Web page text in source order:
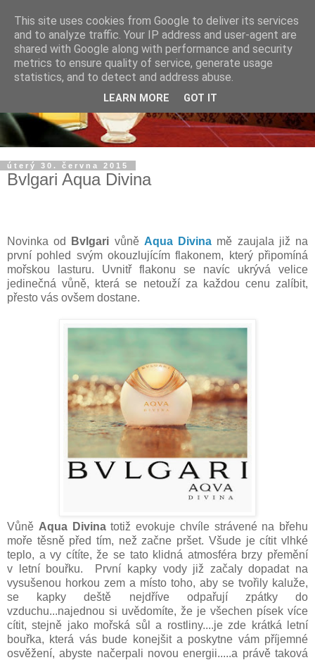
úterý 30. června 2015
Bvlgari Aqua Divina
Novinka od Bvlgari vůně Aqua Divina mě zaujala již na
první pohled svým okouzlujícím flakonem, který připomíná
mořskou lasturu. Uvnitř flakonu se navíc ukrývá velice
jedinečná vůně, která se netouží za každou cenu zalíbit,
přesto vás ovšem dostane.
Vůně Aqua Divinatotiž evokuje chvíle strávené na břehu
moře těsně před tím, než začne pršet. Všude je cítit vlhké
teplo, a vy cítíte, že se tato klidná atmosféra brzy přemění
v letní bouřku.
První kapky vody již začaly dopadat na
vysušenou horkou zem a místo toho, aby se tvořily kaluže,
se kapky deště nejdříve odpařují zpátky do
vzduchu...najednou si uvědomíte, že je všechen písek více
cítit, stejně jako mořská sůl a rostliny....je zde krátká letní
bouřka, která vás bude konejšit a poskytne vám příjemné
osvěžení, abyste načerpali novou energii.....a právě taková
This site uses cookies from Google to deliver its services
and to analyze traffic. Your IP address and user-agent are
shared with Google along with performance and security
metrics to ensure quality of service, generate usage
statistics, and to detect and address abuse.
LEARN MORE GOT IT